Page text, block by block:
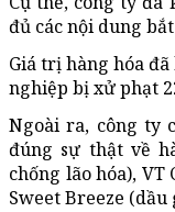
đủ các nội dung
Giá trị hàng hóa
nghiệp bị xử phạt
Ngoài ra, công ty
đúng sự thật về
chống lão hóa), VT
Sweet Breeze